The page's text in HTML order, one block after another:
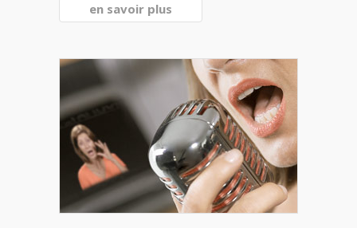
en savoir plus